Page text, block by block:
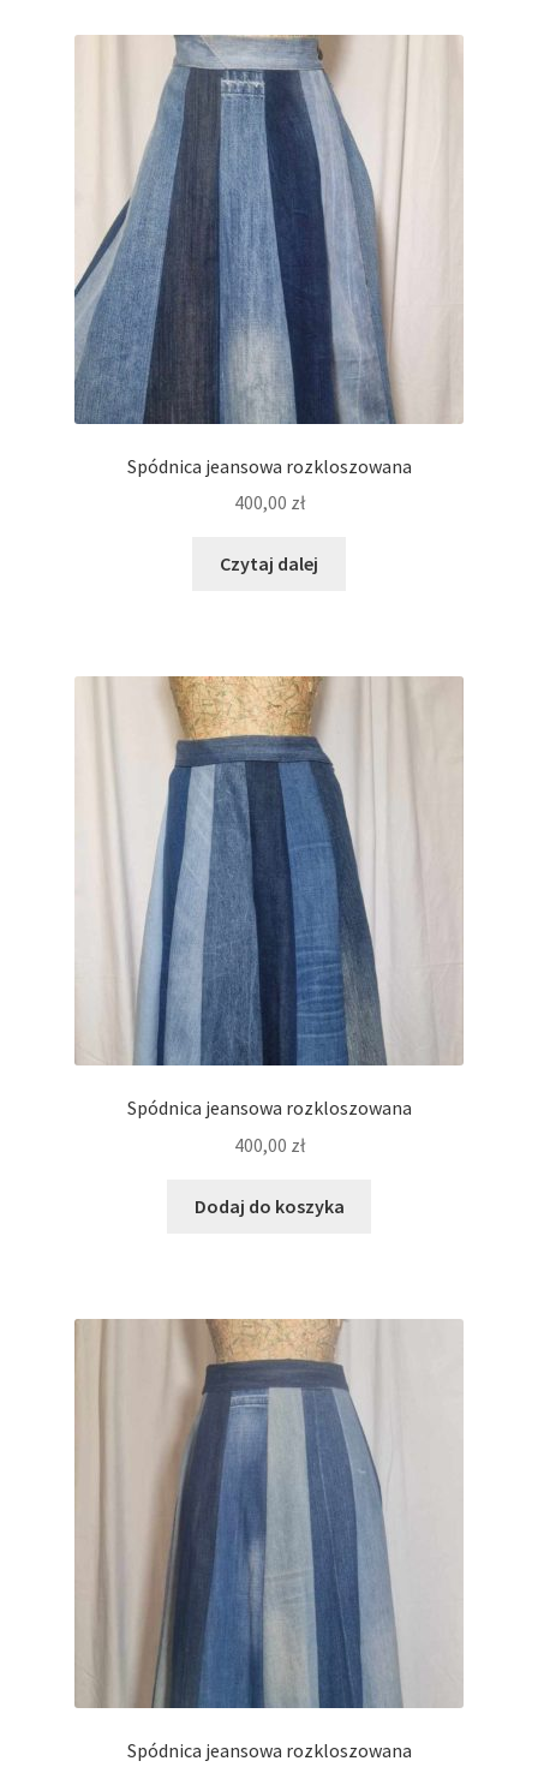
Spódnica jeansowa rozkloszowana
400,00 zł
Czytaj dalej
Spódnica jeansowa rozkloszowana
400,00 zł
Dodaj do koszyka
Spódnica jeansowa rozkloszowana